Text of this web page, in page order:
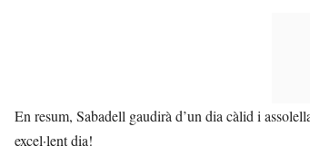
En resum, Sabadell gaudirà d’un dia càlid i
excel·lent dia!